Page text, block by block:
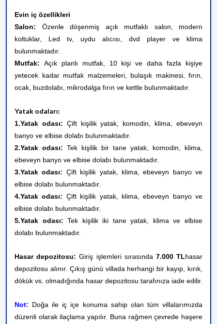
Evin iç özellikleri
Salon: Özenle döşenmiş açık mutfaklı salon, modern
koltuklar, Led tv, uydu alıcısı, dvd player ve klima
bulunmaktadır.
Mutfak: Açık planlı mutfak, 10 kişi ve daha fazla kişiye
yetecek kadar mutfak malzemeleri, bulaşık makinesi, fırın,
ocak, buzdolabı, mikrodalga fırın ve kettle bulunmaktadır.
Yatak odaları:
1.Yatak odası: Çift kişilik yatak, komodin, klima, ebeveyn
banyo ve elbise dolabı bulunmaktadır.
2.Yatak odası: Tek kişilik bir tane yatak, komodin, klima,
ebeveyn banyo ve elbise dolabı bulunmaktadır.
3.Yatak odası: Çift kişilik yatak, klima, ebeveyn banyo ve
elbise dolabı bulunmaktadır.
4.Yatak odası: Çift kişilik yatak, klima, ebeveyn banyo ve
elbise dolabı bulunmaktadır.
5.Yatak odası:Tek kişilik iki tane yatak, klima ve elbise
dolabı bulunmaktadır.
Hasar depozitosu: Giriş işlemleri sırasında 7.000 TLhasar
depozitosu alınır. Çıkış günü villada herhangi bir kayıp, kırık,
dökük vs. olmadığında hasar depozitosu tarafınıza iade edilir.
Not: Doğa ile iç içe konuma sahip olan tüm villalarımızda
düzenli olarak ilaçlama yapılır. Buna rağmen çevrede haşere